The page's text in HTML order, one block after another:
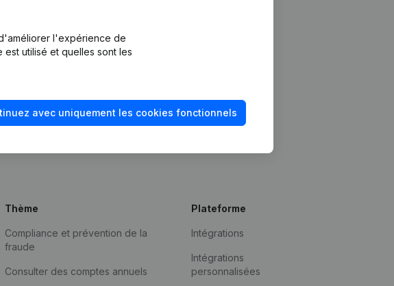
l'expérience de
est utilisé et quelles sont les
avec uniquement les cookies fonctionnels
Thème
Compliance et prévention de la
fraude
Consulter des comptes annuels
Plateforme
Intégrations
Intégrations
personnalisées